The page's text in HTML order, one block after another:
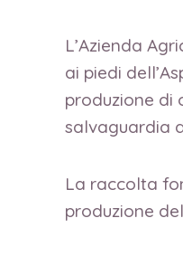
L’Azienda
ai piedi
produzione di
salvaguardia
La raccolta
produzione